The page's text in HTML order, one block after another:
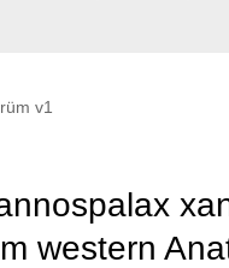
v1
western